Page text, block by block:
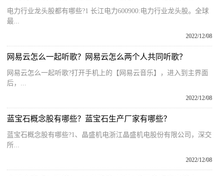
电力行业龙头股都有哪些?1 长江电力600900:电力行业龙头股。全球
最...
2022/12/08
网易云怎么一起听歌？网易云怎么两个人共同听歌？
网易云怎么一起听歌?打开手机上的【网易云音乐】，进入到主界面
后，...
2022/12/08
蓝宝石概念股有哪些？蓝宝石生产厂家有哪些？
蓝宝石概念股有哪些?1、晶盛机电浙江晶盛机电股份有限公司，深交
所...
2022/12/08